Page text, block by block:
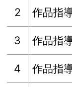
2 作品指
3 作品指
4 作品指